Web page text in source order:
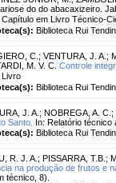
do do abacaxizeiro.
Capítulo em Livro Técnico-
Biblioteca Rui
C. ; VENTURA, J. A. ;
M. V. C. Controle
Livro
Biblioteca Rui
J. A. ; NOBREGA, A. C. ;
Santo. In: Relatório técnico
Biblioteca Rui
R. J. A. ; PISSARRA, T.B. ;
na produção de frutos e
técnico, 8).